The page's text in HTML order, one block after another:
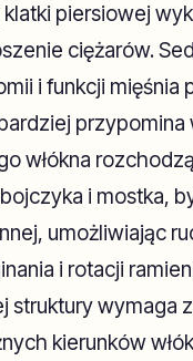
piersiowej
ciężarów.
i funkcji mięśnia
przypomina
włókna
i mostka,
umożliwiając
i rotacji
struktury wymaga
kierunków